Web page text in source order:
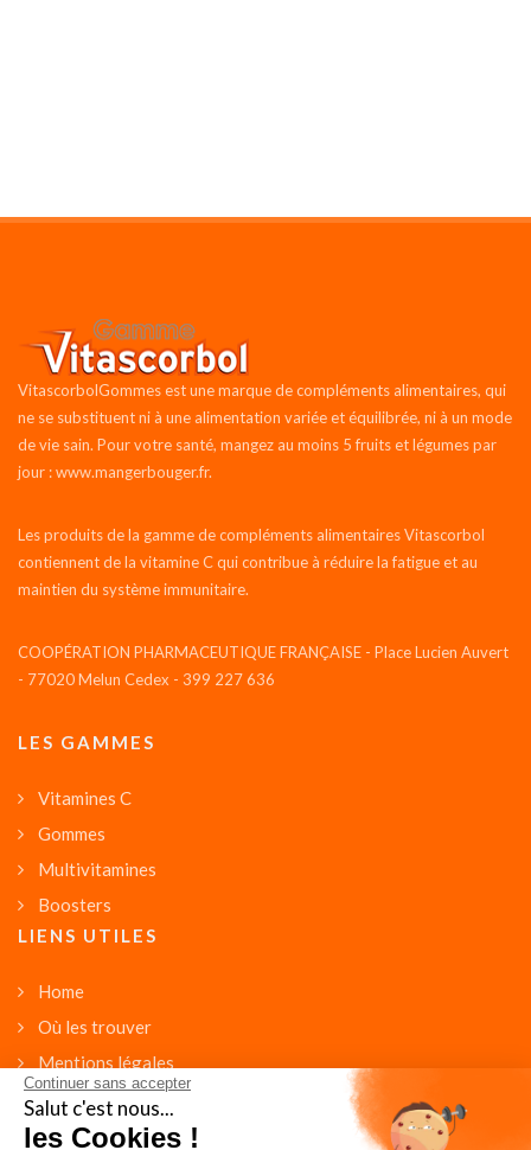
VitascorbolGommes est une marque de compléments alimentaires, qui
ne se substituent ni à une alimentation variée et équilibrée, ni à un mode
de vie sain. Pour votre santé, mangez au moins 5 fruits et légumes par
jour : www.mangerbouger.fr.
Les produits de la gamme de compléments alimentaires Vitascorbol
contiennent de la vitamine C qui contribue à réduire la fatigue et au
maintien du système immunitaire.
COOPÉRATION PHARMACEUTIQUE FRANÇAISE - Place Lucien Auvert
- 77020 Melun Cedex - 399 227 636
LES GAMMES
Vitamines C
Gommes
Multivitamines
Boosters
LIENS UTILES
Home
Où les trouver
Mentions légales
Politique de confidentialité
Conditions générales d'utilisation
Continuer sans accepter
Salut c'est nous...
les Cookies !